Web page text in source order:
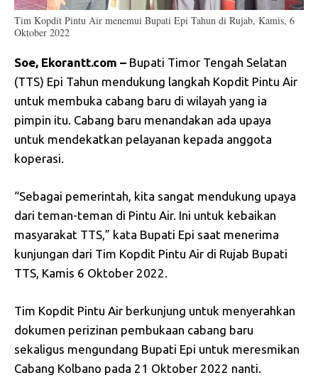
Tim Kopdit Pintu Air menemui Bupati Epi Tahun di Rujab, Kamis, 6
Oktober 2022
Soe, Ekorantt.com – Bupati Timor Tengah Selatan
(TTS) Epi Tahun mendukung langkah Kopdit Pintu Air
untuk membuka cabang baru di wilayah yang ia
pimpin itu. Cabang baru menandakan ada upaya
untuk mendekatkan pelayanan kepada anggota
koperasi.
“Sebagai pemerintah, kita sangat mendukung upaya
dari teman-teman di Pintu Air. Ini untuk kebaikan
masyarakat TTS,” kata Bupati Epi saat menerima
kunjungan dari Tim Kopdit Pintu Air di Rujab Bupati
TTS, Kamis 6 Oktober 2022.
Tim Kopdit Pintu Air berkunjung untuk menyerahkan
dokumen perizinan pembukaan cabang baru
sekaligus mengundang Bupati Epi untuk meresmikan
Cabang Kolbano pada 21 Oktober 2022 nanti.